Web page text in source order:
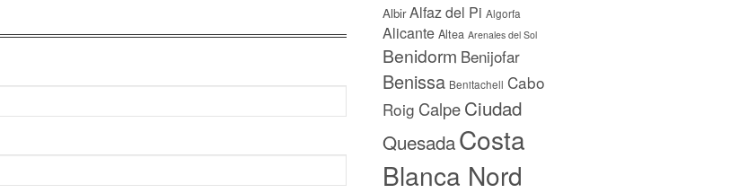
Albir Alfaz del Pi Algorfa
Alicante Altea Arenales del Sol
Benidorm Benijofar
Benissa Benitachell Cabo
Roig CalpeCiudad
QuesadaCosta
Blanca Nord